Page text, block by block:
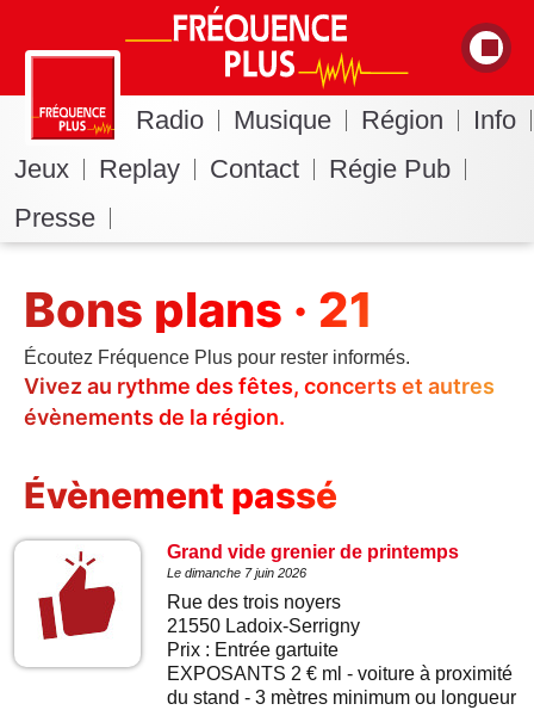
Radio Musique Région
Info
Jeux
Replay Contact
Régie Pub
Presse
Bons plans · 21
Écoutez Fréquence Plus pour rester informés.
Vivez au rythme des fêtes, concerts et autres
évènements de la région.
Évènement passé
Grand vide grenier de printemps
Le dimanche 7 juin 2026
Rue des trois noyers
21550 Ladoix-Serrigny
Prix : Entrée gartuite
EXPOSANTS 2 € ml - voiture à proximité
du stand - 3 mètres minimum ou longueur